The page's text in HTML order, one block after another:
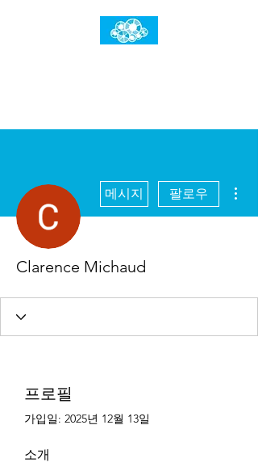
메시지 팔로우
Clarence Michaud
프로필
가입일: 2025년 12월 13일
소개